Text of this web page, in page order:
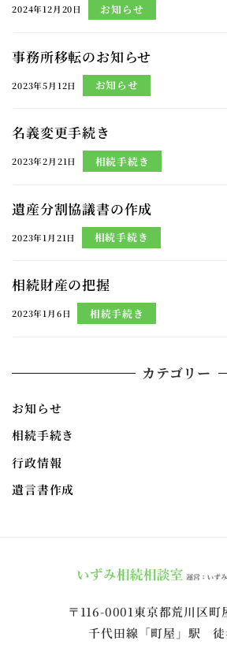
2024年12月20日 お知らせ
事務所移転のお知らせ
2023年5月12日 お知らせ
名義変更手続き
2023年2月21日 相続手続き
遺産分割協議書の作成
2023年1月21日 相続手続き
相続財産の把握
2023年1月6日 相続手続き
カテゴリー
お知らせ
相続手続き
行政情報
遺言書作成
〒116-0001東京都荒川区町
千代田線「町屋」駅 徒